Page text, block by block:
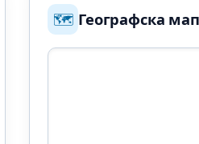
🗺️ Географска